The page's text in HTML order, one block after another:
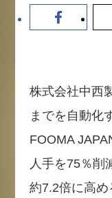
株式会社中西
までを自動化
FOOMA
人手を75％削
約7.2倍に高